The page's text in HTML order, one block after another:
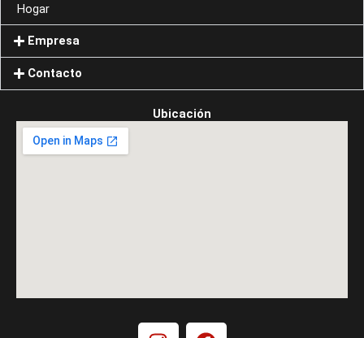
Hogar
Empresa
Contacto
Ubicación
I F